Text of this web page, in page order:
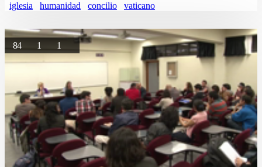
iglesia humanidad concilio vaticano
84 1 1